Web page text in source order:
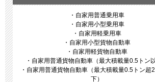
・自家用普通乗用車
・自家用小型乗用車
・自家用軽乗用車
・自家用小型貨物自動車
・自家用軽貨物自動車
・自家用普通貨物自動車（最大積載量0.5トン以
・自家用普通貨物自動車（最大積載量0.5トン超
下）